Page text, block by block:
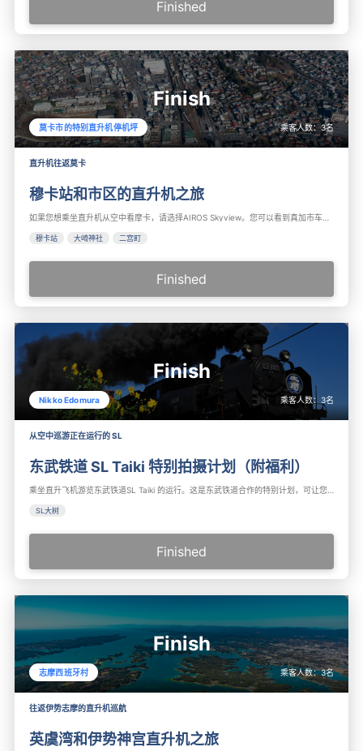
Finished
Finish
直升机往返莫卡
穆卡站和市区的直升机之旅
莫卡市的特别直升机停机坪 乘客人数：3名
穆卡站 大崎神社 二宫町
Finished
Finish
从空中巡游正在运行的 SL
东武铁道 SL Taiki 特别拍摄计划（附福利）
Nikko Edomura 乘客人数： 3名
SL大树
Finished
Finish
往返伊势志摩的直升机巡航
英虞湾和伊势神宫直升机之旅
志摩西班牙村 乘客人数：3名